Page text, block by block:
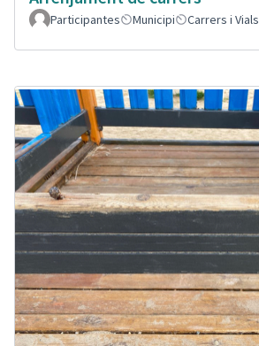
Participantes
Municipi Carrers i Vials